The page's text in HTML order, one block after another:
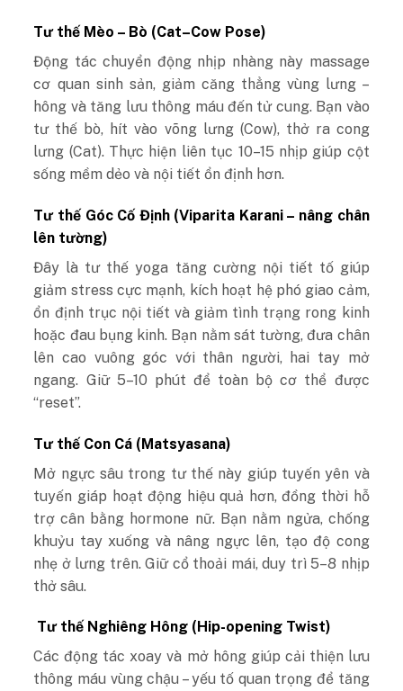
Tư thế Mèo – Bò (Cat–Cow Pose)
Động tác chuyển động nhịp nhàng này massage
cơ quan sinh sản, giảm căng thẳng vùng lưng –
hông và tăng lưu thông máu đến tử cung. Bạn vào
tư thế bò, hít vào võng lưng (Cow), thở ra cong
lưng (Cat). Thực hiện liên tục 10–15 nhịp giúp cột
sống mềm dẻo và nội tiết ổn định hơn.
Tư thế Góc Cố Định (Viparita Karani – nâng chân
lên tường)
Đây là tư thếyoga tăng cường nội tiết tố giúp
giảm stress cực mạnh, kích hoạt hệ phó giao cảm,
ổn định trục nội tiết và giảm tình trạng rong kinh
hoặc đau bụng kinh. Bạn nằm sát tường, đưa chân
lên cao vuông góc với thân người, hai tay mở
ngang. Giữ 5–10 phút để toàn bộ cơ thể được
“reset”.
Tư thế Con Cá (Matsyasana)
Mở ngực sâu trong tư thế này giúp tuyến yên và
tuyến giáp hoạt động hiệu quả hơn, đồng thời hỗ
trợ cân bằng hormone nữ. Bạn nằm ngửa, chống
khuỷu tay xuống và nâng ngực lên, tạo độ cong
nhẹ ở lưng trên. Giữ cổ thoải mái, duy trì 5–8 nhịp
thở sâu.
Tư thế Nghiêng Hông (Hip-opening Twist)
Các động tác xoay và mở hông giúp cải thiện lưu
thông máu vùng chậu – yếu tố quan trọng để tăng